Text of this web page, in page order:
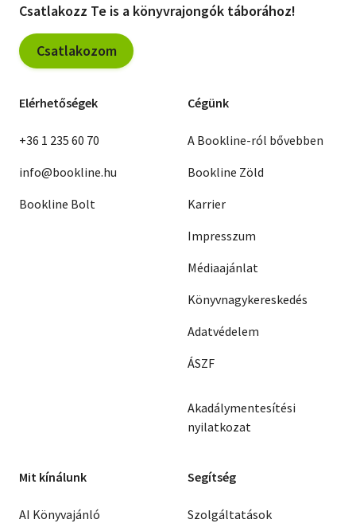
Csatlakozz Te is a könyvrajongók táborához!
Csatlakozom
Elérhetőségek
+36 1 235 60 70
info@bookline.hu
Bookline Bolt
Cégünk
A Bookline-ról bővebben
Bookline Zöld
Karrier
Impresszum
Médiaajánlat
Könyvnagykereskedés
Adatvédelem
ÁSZF
Akadálymentesítési
nyilatkozat
Mit kínálunk
AI Könyvajánló
Segítség
Szolgáltatások